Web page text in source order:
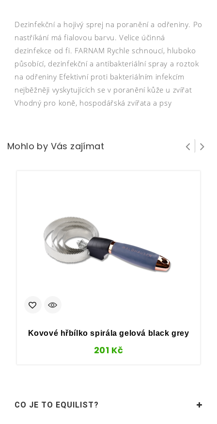
Dezinfekční a hojivý sprej na poranění a odřeniny. Po
nastříkání má fialovou barvu. Velice účinná
dezinfekce od fi. FARNAM Rychle schnoucí, hluboko
působící, dezinfekční a antibakteriální spray a roztok
na odřeniny Efektivní proti bakteriálním infekcím
nejběžněji vyskytujících se v poranění kůže u zvířat
Vhodný pro koně, hospodářská zvířata a psy
Mohlo by Vás zajímat
Kovové hřbílko spirála gelová black grey
201 Kč
CO JE TO EQUILIST?